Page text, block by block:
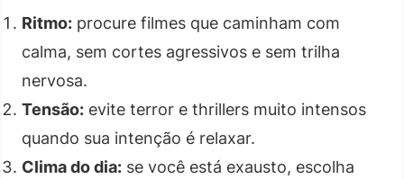
Ritmo: procure filmes que caminham com
calma, sem cortes agressivos e sem trilha
nervosa.
Tensão: evite terror e thrillers muito intensos
quando sua intenção é relaxar.
Clima do dia: se você está exausto, escolha